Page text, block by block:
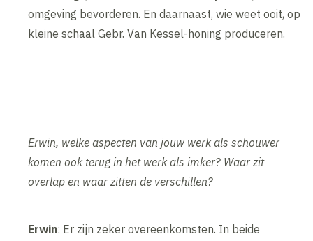
omgeving bevorderen. En daarnaast, wie weet ooit, op
kleine schaal Gebr. Van Kessel-honing produceren.
Erwin, welke aspecten van jouw werk als schouwer
komen ook terug in het werk als imker? Waar zit
overlap en waar zitten de verschillen?
Erwin: Er zijn zeker overeenkomsten. In beide